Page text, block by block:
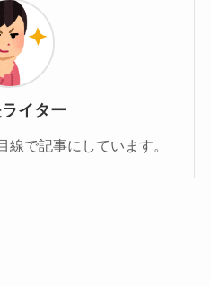
イター
線で記事にしています。